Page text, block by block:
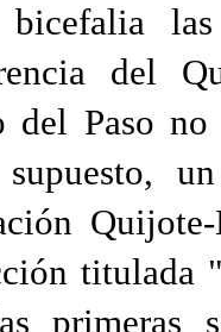
del
del Paso
titulada
primeras